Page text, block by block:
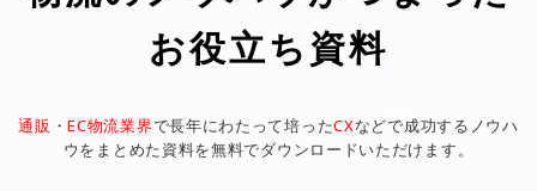
お役立ち資料
通販 ・EC物流業界で長年にわたって培ったCXなどで成功するノウハ
ウをまとめた資料を無料でダウンロードいただけます。